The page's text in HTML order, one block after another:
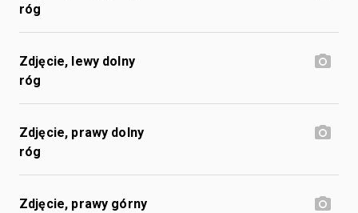
róg
Zdjęcie, lewy dolny
róg
Zdjęcie, prawy dolny
róg
Zdjęcie, prawy górny